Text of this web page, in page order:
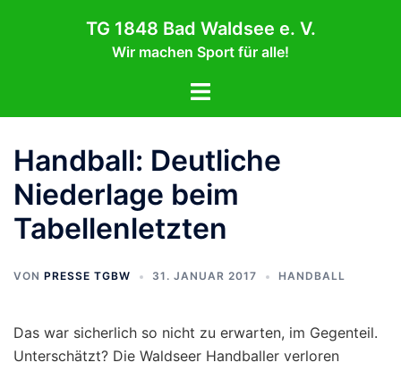
TG 1848 Bad Waldsee e. V.
Wir machen Sport für alle!
Menü
Handball: Deutliche
Niederlage beim
Tabellenletzten
VON PRESSE TGBW 31. JANUAR 2017 HANDBALL
Das war sicherlich so nicht zu erwarten, im Gegenteil.
Unterschätzt? Die Waldseer Handballer verloren